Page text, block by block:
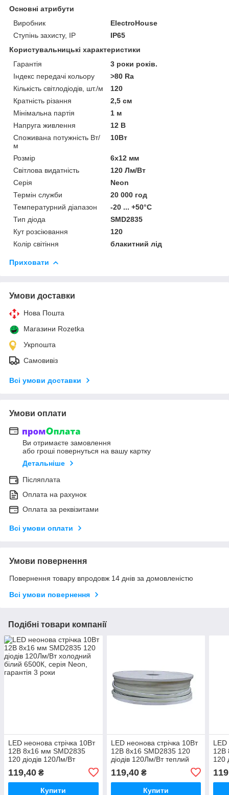
Основні атрибути
Виробник
ElectroHouse
Ступінь захисту, IP
IP65
Користувальницькі характеристики
Гарантія
3 роки років.
Індекс передачі кольору
>80 Ra
Кількість світлодіодів, шт./м
120
Кратність різання
2,5 см
Мінімальна партія
1 м
Напруга живлення
12 В
Споживана потужність Вт/
м
10Вт
Розмір
6х12 мм
Світлова видатність
120 Лм/Вт
Серія
Neon
Термін служби
20 000 год
Температурний діапазон
-20 ... +50°С
Тип діода
SMD2835
Кут розсіювання
120
Колір світіння
блакитний лід
Приховати
Умови доставки
Нова Пошта
Магазини Rozetka
Укрпошта
Самовивіз
Всі умови доставки
Умови оплати
Ви отримаєте замовлення
або гроші повернуться на вашу картку
Детальніше
Післяплата
Оплата на рахунок
Оплата за реквізитами
Всі умови оплати
Умови повернення
Повернення товару впродовж 14 днів за домовленістю
Всі умови повернення
Подібні товари компанії
LED неонова стрічка 10Вт
12В 8х16 мм SMD2835
120 діодів 120Лм/Вт
серія Neon, гарантія 3
роки
119,40 ₴
Купити
LED неонова стрічка 10Вт
12В 8х16 SMD2835 120
діодів 120Лм/Вт теплий
білий 3000K, серія Neon,
гарантія 3 роки
119,40₴
Купити
LED
12В
120
роки